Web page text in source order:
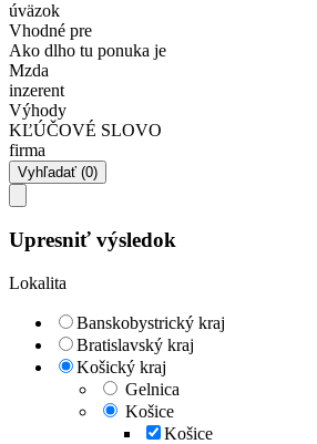
úväzok
Vhodné pre
Ako dlho tu ponuka je
Mzda
inzerent
Výhody
KĽÚČOVÉ SLOVO
firma
Upresniť výsledok
Lokalita
Banskobystrický kraj
Bratislavský kraj
Košický kraj
Gelnica
Košice
Košice